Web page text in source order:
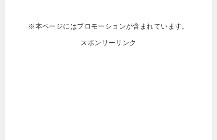
※本ページにはプロモーションが含まれています。
スポンサーリンク